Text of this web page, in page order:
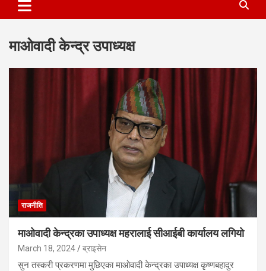
माओवादी केन्द्र उपाध्यक्ष
राजनीति
माओवादी केन्द्रका उपाध्यक्ष महरालाई सीआईबी कार्यालय लगियाे
March 18, 2024 ब्राइसेन
सुन तस्करी प्रकरणमा मुछिएका माओवादी केन्द्रका उपाध्यक्ष कृष्णबहादुर